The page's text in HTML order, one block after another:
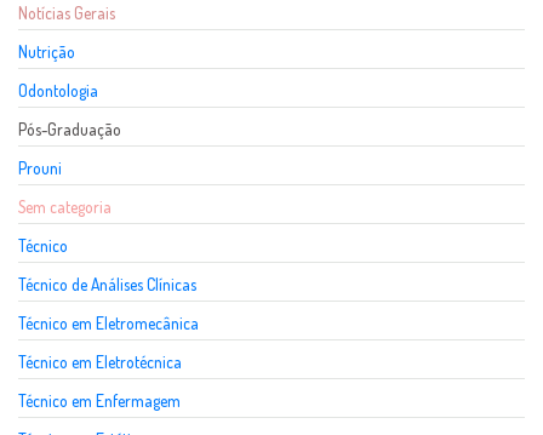
Notícias Gerais
Nutrição
Odontologia
Pós-Graduação
Prouni
Sem categoria
Técnico
Técnico de Análises Clínicas
Técnico em Eletromecânica
Técnico em Eletrotécnica
Técnico em Enfermagem